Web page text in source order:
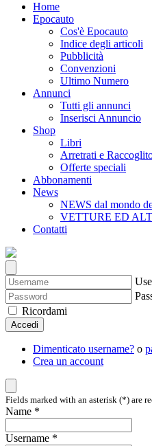
Home
Epocauto
Cos'è Epocauto
Indice degli articoli
Pubblicità
Convenzioni
Ultimo Numero
Annunci
Tutti gli annunci
Inserisci Annuncio
Shop
Libri
Arretrati e
Offerte speciali
Abbonamenti
News
NEWS dal mondo
VETTURE ED
Contatti
Ricordami
Accedi
Dimenticato username? o
Crea un account
Fields marked with an asterisk (*) are
Name *
Username *